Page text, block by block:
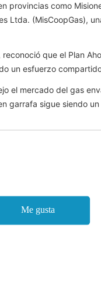
provincias como
Ltda. (MisCoopGas),
reconoció que el Plan
un esfuerzo
el mercado del gas
garrafa sigue siendo